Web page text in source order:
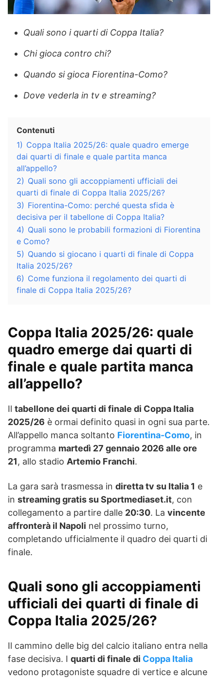
Quali sono i quarti di Coppa Italia?
Chi gioca contro chi?
Quando si gioca Fiorentina-Como?
Dove vederla in tv e streaming?
Contenuti
1) Coppa Italia 2025/26: quale quadro emerge
dai quarti di finale e quale partita manca
all’appello?
2) Quali sono gli accoppiamenti ufficiali dei
quarti di finale di Coppa Italia 2025/26?
3) Fiorentina-Como: perché questa sfida è
decisiva per il tabellone di Coppa Italia?
4) Quali sono le probabili formazioni di Fiorentina
e Como?
5) Quando si giocano i quarti di finale di Coppa
Italia 2025/26?
6) Come funziona il regolamento dei quarti di
finale di Coppa Italia 2025/26?
Coppa Italia 2025/26: quale
quadro emerge dai quarti di
finale e quale partita manca
all’appello?
Il tabellone dei quarti di finale di Coppa Italia
2025/26 è ormai definito quasi in ogni sua parte.
All’appello manca soltanto Fiorentina-Como, in
programma martedì 27 gennaio 2026 alle ore
21, allo stadio Artemio Franchi.
La gara sarà trasmessa in diretta tv su Italia 1 e
in streaming gratis su Sportmediaset.it, con
collegamento a partire dalle 20:30. La vincente
affronterà il Napoli nel prossimo turno,
completando ufficialmente il quadro dei quarti di
finale.
Quali sono gli accoppiamenti
ufficiali dei quarti di finale di
Coppa Italia 2025/26?
Il cammino delle big del calcio italiano entra nella
fase decisiva. I quarti di finale di Coppa Italia
vedono protagoniste squadre di vertice e alcune